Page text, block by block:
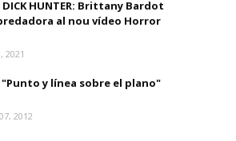
DICK HUNTER: Brittany Bardot
al nou vídeo Horror
2021
"Punto y línea sobre el plano"
2012